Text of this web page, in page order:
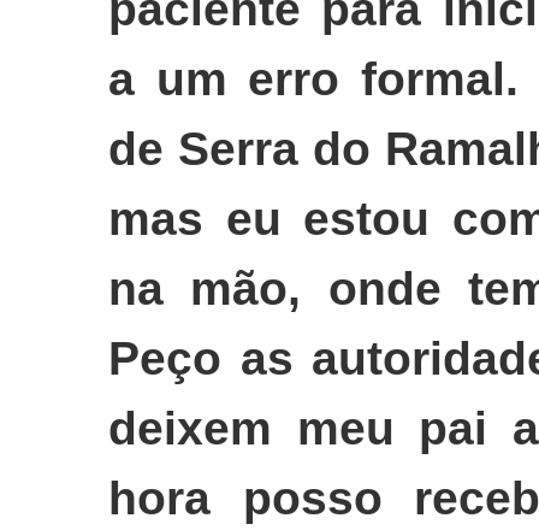
a um erro
de Serra do
mas eu estou
na mão, onde
Peço as
deixem meu pai
hora posso